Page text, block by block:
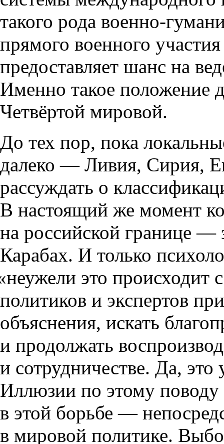
такого рода военно-
прямого военного
предоставляет шанс на
Именно такое положение
Четвёртой мировой.
До тех пор, пока
далеко — Ливия, Сирия,
рассуждать о
В настоящий же момент
на российской границе —
Карабах. И только
неужели это происходит
политиков и экспертов
объяснения, искать
и продолжать
и сотрудничестве. Да, это
Иллюзии по этому
в этой борьбе —
в мировой политике.